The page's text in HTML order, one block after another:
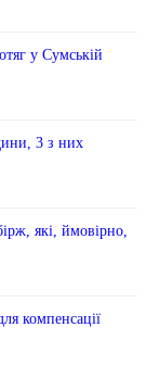
у Сумській
3 з них
які, ймовірно,
компенсації